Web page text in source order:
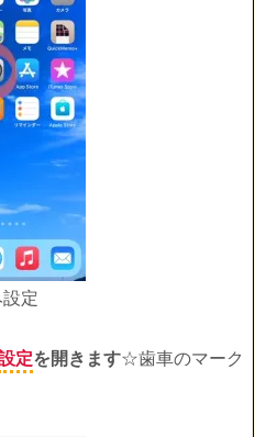
定
定を開きます☆歯車のマーク